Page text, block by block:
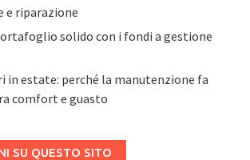
e riparazione
solido con i fondi a gestione
in estate: perché la manutenzione fa
comfort e guasto
SU QUESTO SITO